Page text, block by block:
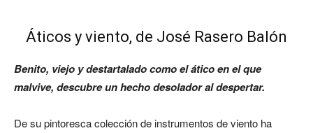
Áticos y viento, de José Rasero Balón
Benito, viejo y destartalado como el ático en el que
malvive, descubre un hecho desolador al despertar.
De su pintoresca colección de instrumentos de viento ha